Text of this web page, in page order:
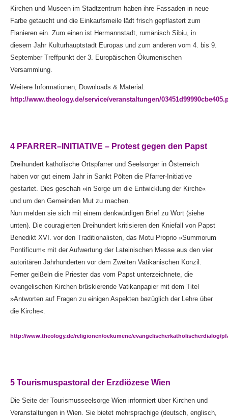
Kirchen und Museen im Stadtzentrum haben ihre Fassaden in neue
Farbe getaucht und die Einkaufsmeile lädt frisch gepflastert zum
Flanieren ein. Zum einen ist Hermannstadt, rumänisch Sibiu, in
diesem Jahr Kulturhauptstadt Europas und zum anderen vom 4. bis 9.
September Treffpunkt der 3. Europäischen Ökumenischen
Versammlung.
Weitere Informationen, Downloads & Material:
http://www.theology.de/service/veranstaltungen/03451d99990cbe405.
4 PFARRER–INITIATIVE – Protest gegen den Papst
Dreihundert katholische Ortspfarrer und Seelsorger in Österreich
haben vor gut einem Jahr in Sankt Pölten die Pfarrer-Initiative
gestartet. Dies geschah »in Sorge um die Entwicklung der Kirche«
und um den Gemeinden Mut zu machen.
Nun melden sie sich mit einem denkwürdigen Brief zu Wort (siehe
unten). Die couragierten Dreihundert kritisieren den Kniefall von Papst
Benedikt XVI. vor den Traditionalisten, das Motu Proprio »Summorum
Pontificum« mit der Aufwertung der Lateinischen Messe aus den vier
autoritären Jahrhunderten vor dem Zweiten Vatikanischen Konzil.
Ferner geißeln die Priester das vom Papst unterzeichnete, die
evangelischen Kirchen brüskierende Vatikanpapier mit dem Titel
»Antworten auf Fragen zu einigen Aspekten bezüglich der Lehre über
die Kirche«.
http://www.theology.de/religionen/oekumene/evangelischerkatholischerdialog/
5 Tourismuspastoral der Erzdiözese Wien
Die Seite der Tourismusseelsorge Wien informiert über Kirchen und
Veranstaltungen in Wien. Sie bietet mehrsprachige (deutsch, englisch,